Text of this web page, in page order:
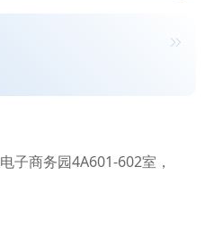
子商务园4A601-602室，